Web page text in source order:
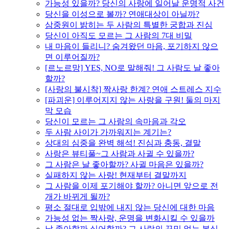
가능성 있을까? 당신의 사랑에 일어날 운명적 사건
당신을 이성으로 볼까? 연애대상이 아닐까?
삼중원이 밝히는 두 사람의 특별한 궁합과 진심
당신이 아직도 모르는 그 사람의 7대 비밀
내 마음이 들리니? 숨겨왔던 마음, 포기하지 않으
면 이루어질까?
[르노르망] YES, NO로 말해줘! 그 사람도 날 좋아
할까?
[사랑의 불시착] 짝사랑 한계? 연애 스트레스 지수
[파괴운] 이루어지지 않는 사랑을 구원! 둘의 마지
막 모습
당신이 모르는 그 사람의 속마음과 각오
두 사람 사이가 가까워지는 계기는?
상대의 심중을 완벽 해석! 진심과 충동, 결말
사랑은 뷰티풀~그 사람과 사귈 수 있을까?
그 사람은 날 좋아할까? 사귈 마음은 있을까?
실패하지 않는 사랑! 현재부터 결말까지
그 사람을 이제 포기해야 할까? 아니면 앞으로 전
개가 바뀌게 될까?
평소 절대로 입밖에 내지 않는 당신에 대한 마음
가능성 없는 짝사랑, 운명을 변화시킬 수 있을까